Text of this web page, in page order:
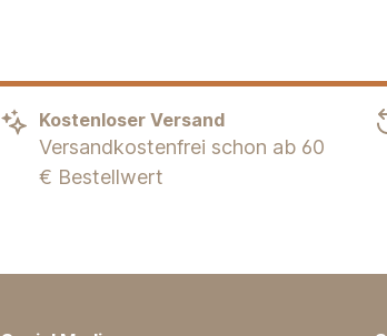
Kostenloser Versand
Versandkostenfrei schon ab 60
€ Bestellwert